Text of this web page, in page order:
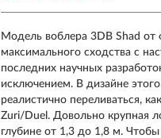
Модель воблера3DB Shad от
максимального сходства с
последних научных
исключением. В дизайне
реалистично переливаться,
Zuri/Duel. Довольно крупная
глубине от 1,3 до 1,8 м.